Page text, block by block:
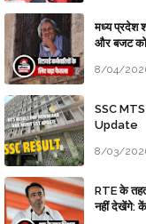
मध्य प्रदेश
और बजट
8/04/
SSC
Update
8/03/
RTE के तहत
नहीं देखेंगे: